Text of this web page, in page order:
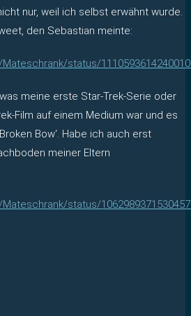
nur, weil ich selbst erwähnt wurde.
den Sebastian meinte:
status/
meine erste Star-Trek-Serie oder
Film auf einem Medium war und es
Bow‘. Habe ich auch erst
meiner Eltern
status/